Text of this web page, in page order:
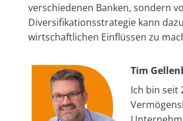
verschiedenen Banken, sondern
Diversifikationsstrategie kann
wirtschaftlichen Einflüssen zu
Tim
Ich bin seit